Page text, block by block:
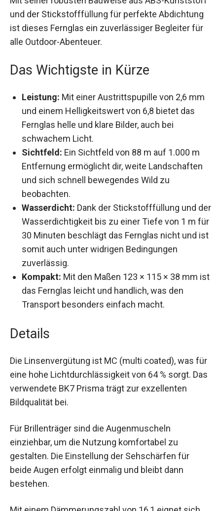
Mit seiner robusten Bauweise aus ABS-
Kunststoff und der Stickstofffüllung für perfekte
Abdichtung ist dieses Fernglas ein zuverlässiger
Begleiter für alle Outdoor-Abenteuer.
Das Wichtigste in Kürze
Leistung: Mit einer Austrittspupille von 2,6
mm und einem Helligkeitswert von 6,8 bietet
das Fernglas helle und klare Bilder, auch bei
schwachem Licht.
Sichtfeld: Ein Sichtfeld von 88 m auf 1.000 m
Entfernung ermöglicht dir, weite Landschaften
und sich schnell bewegendes Wild zu
beobachten.
Wasserdicht: Dank der Stickstofffüllung und
der Wasserdichtigkeit bis zu einer Tiefe von 1
m für 30 Minuten beschlägt das Fernglas nicht
und ist somit auch unter widrigen
Bedingungen zuverlässig.
Kompakt: Mit den Maßen 123 × 115 × 38 mm
ist das Fernglas leicht und handlich, was den
Transport besonders einfach macht.
Details
Die Linsenvergütung ist MC (multi coated), was
für eine hohe Lichtdurchlässigkeit von 64 %
sorgt. Das verwendete BK7 Prisma trägt zur
exzellenten Bildqualität bei.
Für Brillenträger sind die Augenmuscheln
einziehbar, um die Nutzung komfortabel zu
gestalten. Die Einstellung der Sehschärfen für
beide Augen erfolgt einmalig und bleibt dann
bestehen.